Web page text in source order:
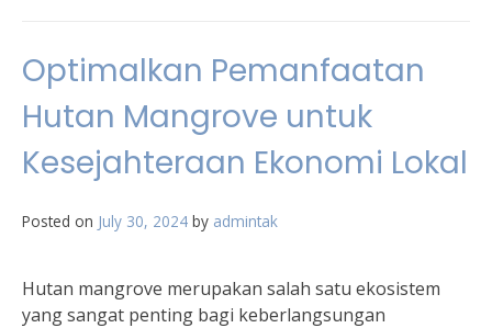
Optimalkan Pemanfaatan
Hutan Mangrove untuk
Kesejahteraan Ekonomi Lokal
Posted on July 30, 2024 by admintak
Hutan mangrove merupakan salah satu ekosistem
yang sangat penting bagi keberlangsungan